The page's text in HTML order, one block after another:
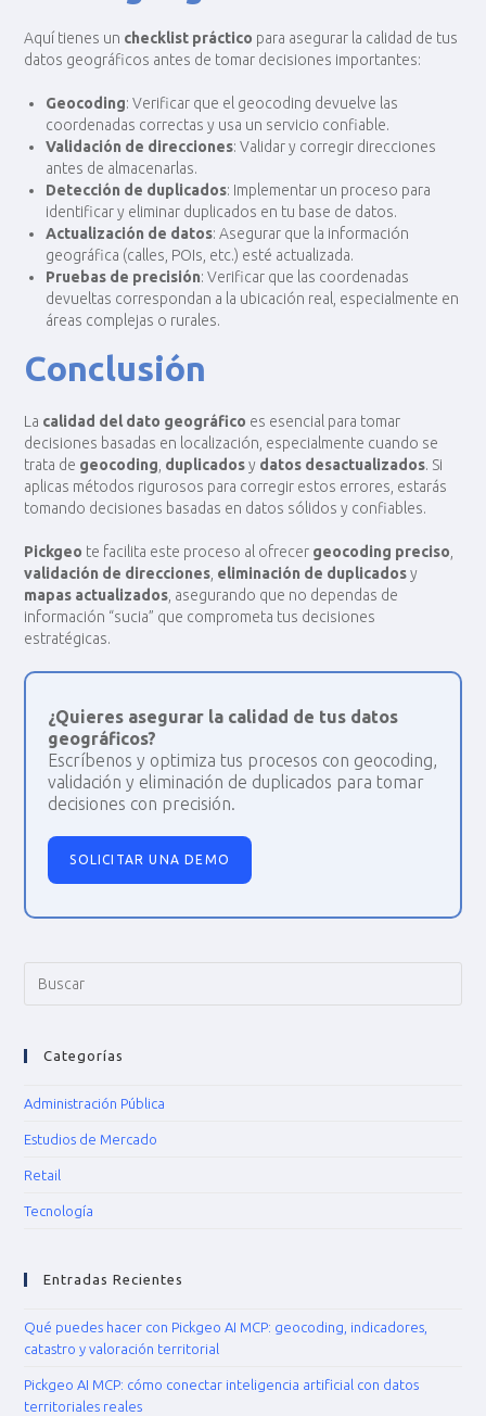
Aquí tienes un checklist práctico para asegurar la calidad de tus
datos geográficos antes de tomar decisiones importantes:
Geocoding: Verificar que el geocoding devuelve las
coordenadas correctas y usa un servicio confiable.
Validación de direcciones: Validar y corregir direcciones
antes de almacenarlas.
Detección de duplicados: Implementar un proceso para
identificar y eliminar duplicados en tu base de datos.
Actualización de datos: Asegurar que la información
geográfica (calles, POIs, etc.) esté actualizada.
Pruebas de precisión: Verificar que las coordenadas
devueltas correspondan a la ubicación real, especialmente en
áreas complejas o rurales.
Conclusión
La calidad del dato geográfico es esencial para tomar
decisiones basadas en localización, especialmente cuando se
trata de geocoding, duplicadosy datos desactualizados. Si
aplicas métodos rigurosos para corregir estos errores, estarás
tomando decisiones basadas en datos sólidos y confiables.
Pickgeo te facilita este proceso al ofrecer geocoding preciso,
validación de direcciones, eliminación de duplicadosy
mapas actualizados, asegurando que no dependas de
información “sucia” que comprometa tus decisiones
estratégicas.
¿Quieres asegurar la calidad de tus datos
geográficos?
Escríbenos y optimiza tus procesos con geocoding,
validación y eliminación de duplicados para tomar
decisiones con precisión.
SOLICITAR UNA DEMO
Categorías
Administración Pública
Estudios de Mercado
Retail
Tecnología
Entradas Recientes
Qué puedes hacer con Pickgeo AI MCP: geocoding, indicadores,
catastro y valoración territorial
Pickgeo AI MCP: cómo conectar inteligencia artificial con datos
territoriales reales